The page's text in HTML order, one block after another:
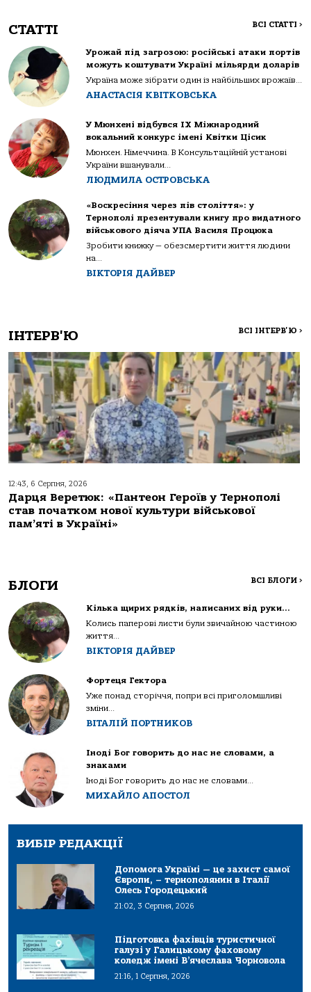
СТАТТІ ВСІ СТАТТІ >
Урожай під загрозою: російські атаки портів
можуть коштувати Україні мільярди доларів
Україна може зібрати один із найбільших врожаїв...
АНАСТАСІЯ КВІТКОВСЬКА
У Мюнхені відбувся IX Міжнародний
вокальний конкурс імені Квітки Цісик
Мюнхен. Німеччина. В Консультаційній установі
України вшанували...
ЛЮДМИЛА ОСТРОВСЬКА
«Воскресіння через пів століття»: у
Тернополі презентували книгу про видатного
військового діяча УПА Василя Процюка
Зробити книжку — обезсмертити життя людини
на...
ВІКТОРІЯ ДАЙВЕР
ІНТЕРВ'Ю ВСІ ІНТЕРВ'Ю >
12:43, 6 Серпня, 2026
Дарця Веретюк: «Пантеон Героїв у Тернополі
став початком нової культури військової
пам’яті в Україні»
БЛОГИ ВСІ БЛОГИ >
Кілька щирих рядків, написаних від руки…
Колись паперові листи були звичайною частиною
життя...
ВІКТОРІЯ ДАЙВЕР
Фортеця Гектора
Уже понад сторіччя, попри всі приголомшливі
зміни...
ВІТАЛІЙ ПОРТНИКОВ
Іноді Бог говорить до нас не словами, а
знаками
Іноді Бог говорить до нас не словами...
МИХАЙЛО АПОСТОЛ
ВИБІР РЕДАКЦІЇ
Допомога Україні — це захист самої
Європи, – тернополянин в Італії
Олесь Городецький
21:02, 3 Серпня, 2026
Підготовка фахівців туристичної
галузі у Галицькому фаховому
коледж імені В’ячеслава Чорновола
21:16, 1 Серпня, 2026